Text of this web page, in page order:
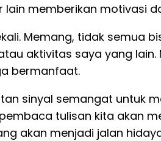
memberikan motivasi
Memang, tidak
aktivitas saya yang
bermanfaat.
sinyal semangat untuk
tulisan kita akan
akan menjadi jalan